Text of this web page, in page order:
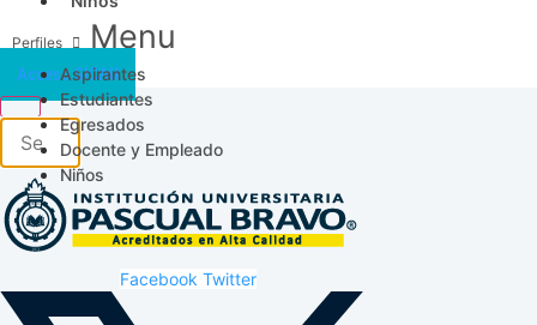
Menu
Aspirantes
Estudiantes
Egresados
Docente y Empleado
Niños
Acceso SICAU
Facebook Twitter